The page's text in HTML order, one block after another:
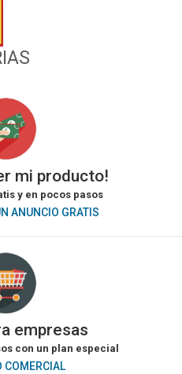
mi producto!
y en pocos pasos
ANUNCIO GRATIS
empresas
con un plan especial
COMERCIAL